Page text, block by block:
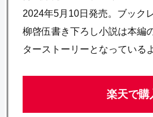
2024年5月10日発売。ブック
柳啓伍書き下ろし小説は本編
ターストーリーとなっている
楽天で購